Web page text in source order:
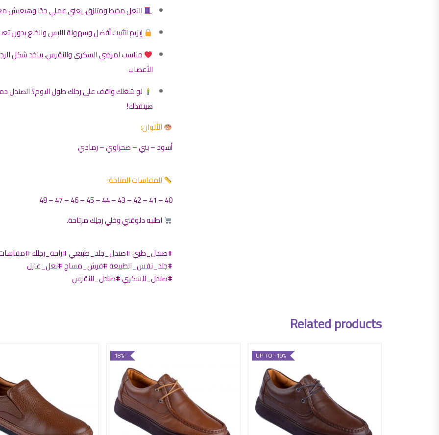
النعل مخيط ومتلزق، يعني عملي جدًا وهيعيش
إبزيم لتثبيت أفضل وسهولة اللبس والخلع بدون
مناسب لمرضى السكري والنقرس، بياخد شكل
الأعصاب
لو شغلك واقف على رجلك طول اليوم؟ الصندل ده
هينقذك!
الألوان:
أسود – بني – صحراوي – رمادي
المقاسات المتاحة:
40 – 41 – 42 – 43 – 44 – 45 – 46 – 47 – 48
اطلبه دلوقتي وخلي رجلِك مرتاحة.
#صندل_طبي #صندل_جلد_طبيعي #راحة_رجلك
#جلد_نفس_الطبيعة #فرش_مساج #نعل_عازل
#صندل_للسكري #صندل_للنقرس
Related products
UP TO -19%
-18%